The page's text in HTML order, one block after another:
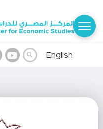
English